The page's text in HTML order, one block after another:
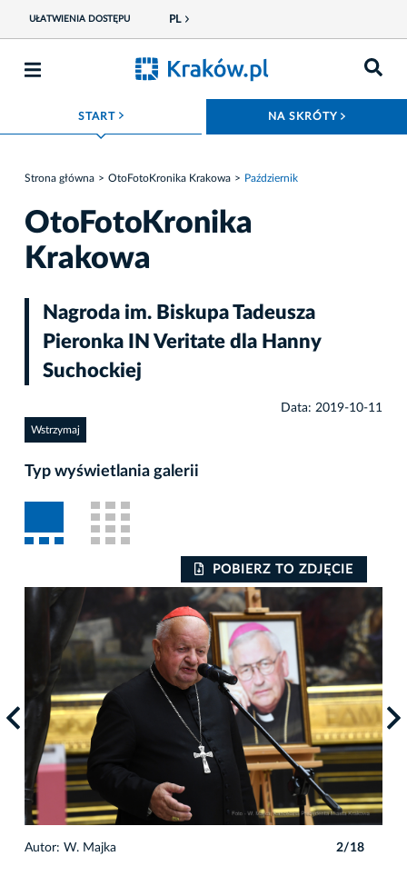
UŁATWIENIA DOSTĘPU PL
START ROZWIŃ MENU NA SKRÓTY
Strona główna OtoFotoKronika Krakowa Październik
OtoFotoKronika
Krakowa
Nagroda im. Biskupa Tadeusza
Pieronka IN Veritate dla Hanny
Suchockiej
Data: 2019-10-11
Wstrzymaj
Typ wyświetlania galerii
POBIERZ TO ZDJĘCIE
Autor: W. Majka 2/18